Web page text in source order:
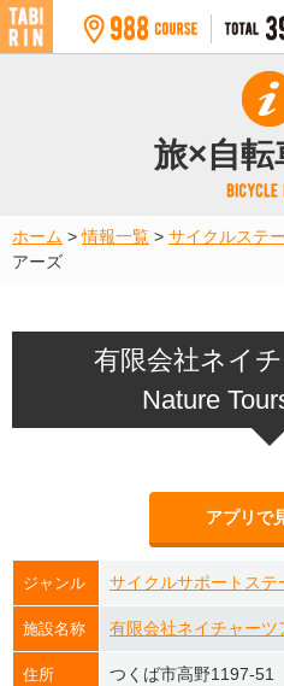
旅×自転
ホーム >情報一覧 > サイクルステ
アーズ
有限会社ネイ
Nature
アプリで
ジャンル サイクルサポートステ
施設名称 有限会社ネイチャーツ
住所 つくば市高野1197-51